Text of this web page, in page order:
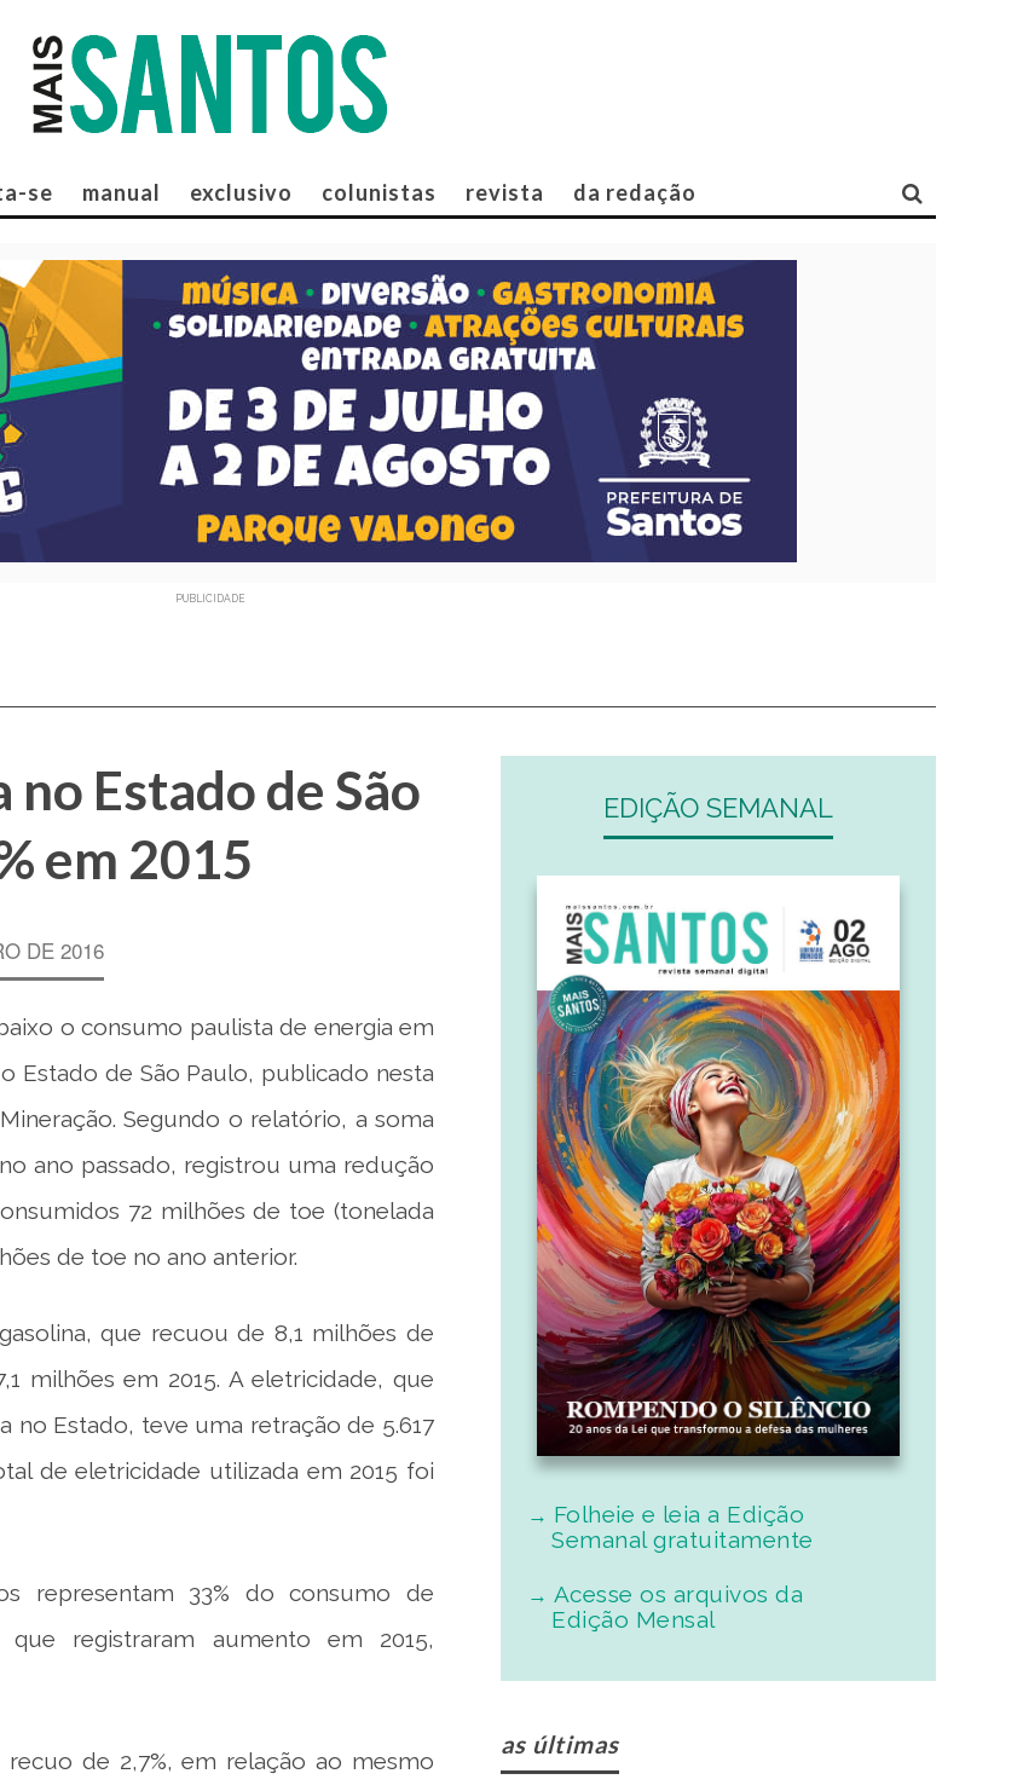
se manual exclusivo colunistas revista da redação
PUBLICIDADE
Estado de São
em 2015
DE 2016
o consumo paulista de energia em
Estado de São Paulo, publicado nesta
Segundo o relatório, a soma
ano passado, registrou uma redução
72 milhões de toe (tonelada
de toe no ano anterior.
que recuou de 8,1 milhões de
milhões em 2015. A eletricidade, que
no Estado, teve uma retração de 5.617
de eletricidade utilizada em 2015 foi
representam 33% do consumo de
registraram aumento em 2015,
de 2,7%, em relação ao mesmo
EDIÇÃO SEMANAL
Folheie e leia a Edição
Semanal gratuitamente
Acesse os arquivos da
Edição Mensal
as últimas